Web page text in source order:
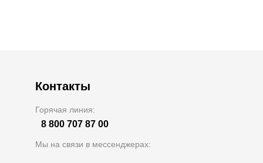
Контакты
Горячая линия:
8 800 707 87 00
Мы на связи в мессенджерах: